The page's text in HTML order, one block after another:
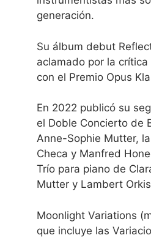
generación.
Su álbum debut
aclamado por la
con el Premio Opus
En 2022 publicó su
el Doble Concierto de
Anne-Sophie Mutter,
Checa y Manfred
Trío para piano de
Mutter y Lambert
Moonlight Variations
que incluye las